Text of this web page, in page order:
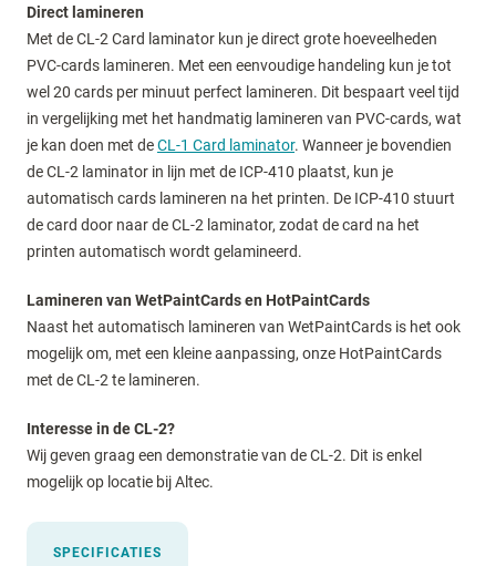
Direct lamineren
Met de CL-2 Card laminator kun je direct grote hoeveelheden
PVC-cards lamineren. Met een eenvoudige handeling kun je tot
wel 20 cards per minuut perfect lamineren. Dit bespaart veel tijd
in vergelijking met het handmatig lamineren van PVC-cards, wat
je kan doen met deCL-1 Card laminator. Wanneer je bovendien
de CL-2 laminator in lijn met de ICP-410 plaatst, kun je
automatisch cards lamineren na het printen. De ICP-410 stuurt
de card door naar de CL-2 laminator, zodat de card na het
printen automatisch wordt gelamineerd.
Lamineren van WetPaintCards en HotPaintCards
Naast het automatisch lamineren van WetPaintCards is het ook
mogelijk om, met een kleine aanpassing, onze HotPaintCards
met de CL-2 te lamineren.
Interesse in de CL-2?
Wij geven graag een demonstratie van de CL-2. Dit is enkel
mogelijk op locatie bij Altec.
SPECIFICATIES